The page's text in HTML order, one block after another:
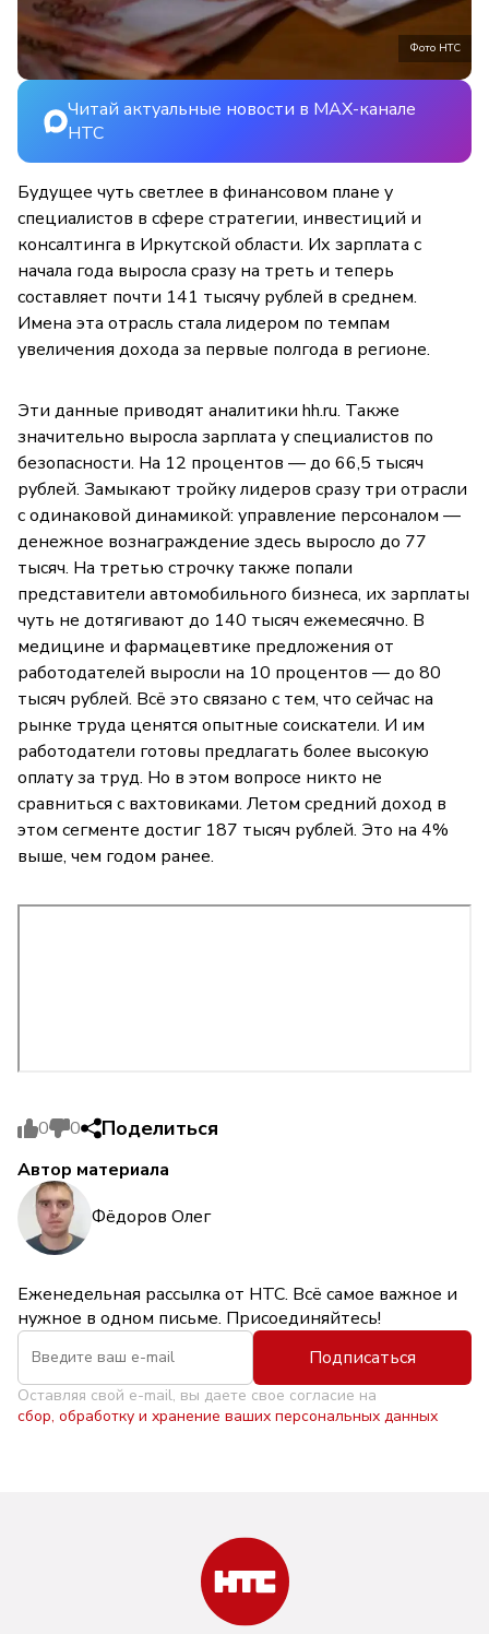
Фото НТС
Читай актуальные новости в MAX-канале
НТС
Будущее чуть светлее в финансовом плане у
специалистов в сфере стратегии, инвестиций и
консалтинга в Иркутской области. Их зарплата с
начала года выросла сразу на треть и теперь
составляет почти 141 тысячу рублей в среднем.
Имена эта отрасль стала лидером по темпам
увеличения дохода за первые полгода в регионе.
Эти данные приводят аналитики hh.ru. Также
значительно выросла зарплата у специалистов по
безопасности. На 12 процентов — до 66,5 тысяч
рублей. Замыкают тройку лидеров сразу три отрасли
с одинаковой динамикой: управление персоналом —
денежное вознаграждение здесь выросло до 77
тысяч. На третью строчку также попали
представители автомобильного бизнеса, их зарплаты
чуть не дотягивают до 140 тысяч ежемесячно. В
медицине и фармацевтике предложения от
работодателей выросли на 10 процентов — до 80
тысяч рублей. Всё это связано с тем, что сейчас на
рынке труда ценятся опытные соискатели. И им
работодатели готовы предлагать более высокую
оплату за труд. Но в этом вопросе никто не
сравниться с вахтовиками. Летом средний доход в
этом сегменте достиг 187 тысяч рублей. Это на 4%
выше, чем годом ранее.
0 0 Поделиться
Автор материала
Фёдоров Олег
Еженедельная рассылка от НТС. Всё самое важное и
нужное в одном письме. Присоединяйтесь!
Подписаться
Оставляя свой e-mail, вы даете свое согласие на
сбор, обработку и хранение ваших персональных данных